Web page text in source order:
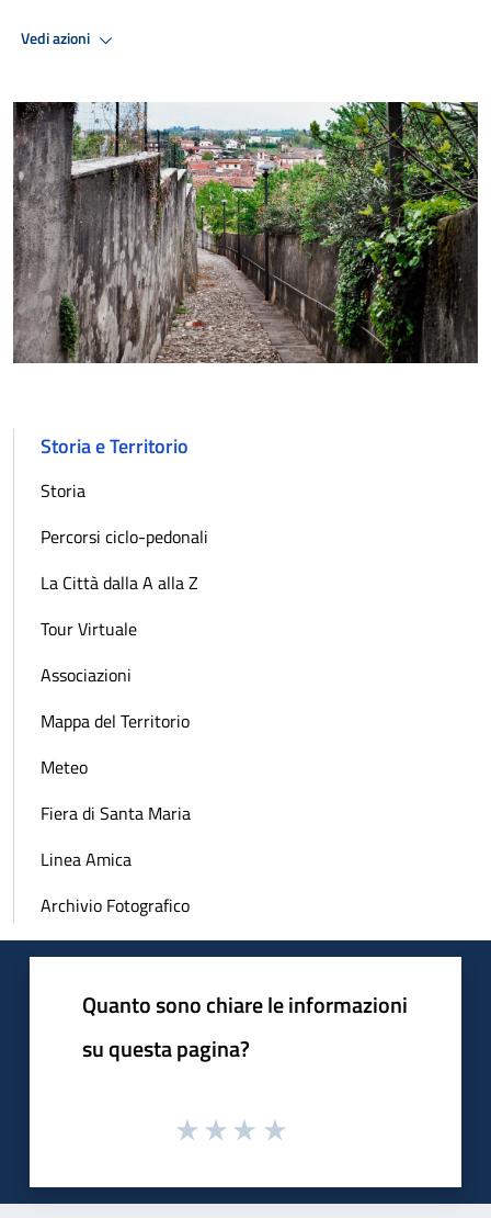
Vedi azioni
Storia e Territorio
Storia
Percorsi ciclo-pedonali
La Città dalla A alla Z
Tour Virtuale
Associazioni
Mappa del Territorio
Meteo
Fiera di Santa Maria
Linea Amica
Archivio Fotografico
Quanto sono chiare le informazioni
su questa pagina?